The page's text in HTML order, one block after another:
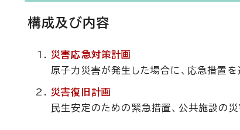
構成及び内容
災害応急対策計画
原子力災害が発生した場合に、応急措置
災害復旧計画
民生安定のための緊急措置、公共施設の